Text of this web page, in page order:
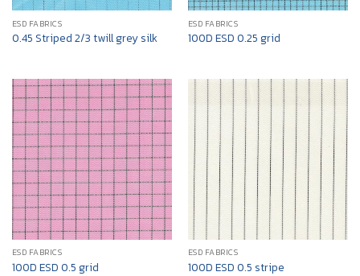
ESD FABRICS
0.45 Striped 2/3 twill grey silk
ESD FABRICS
100D ESD 0.25 grid
ESD FABRICS
100D ESD 0.5 grid
ESD FABRICS
100D ESD 0.5 stripe